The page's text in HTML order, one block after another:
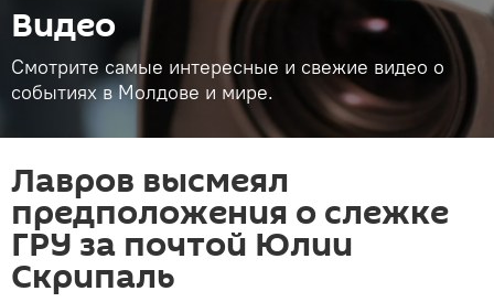
Видео
Смотрите самые интересные и свежие видео о
событиях в Молдове и мире.
Лавров высмеял
предположения о слежке
ГРУ за почтой Юлии
Скрипаль